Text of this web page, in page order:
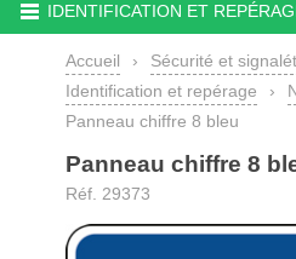
IDENTIFICATION ET
Accueil › Sécurité et
Identification et repérage
›
Panneau chiffre 8 bleu
Panneau chiffre 8
Réf. 29373